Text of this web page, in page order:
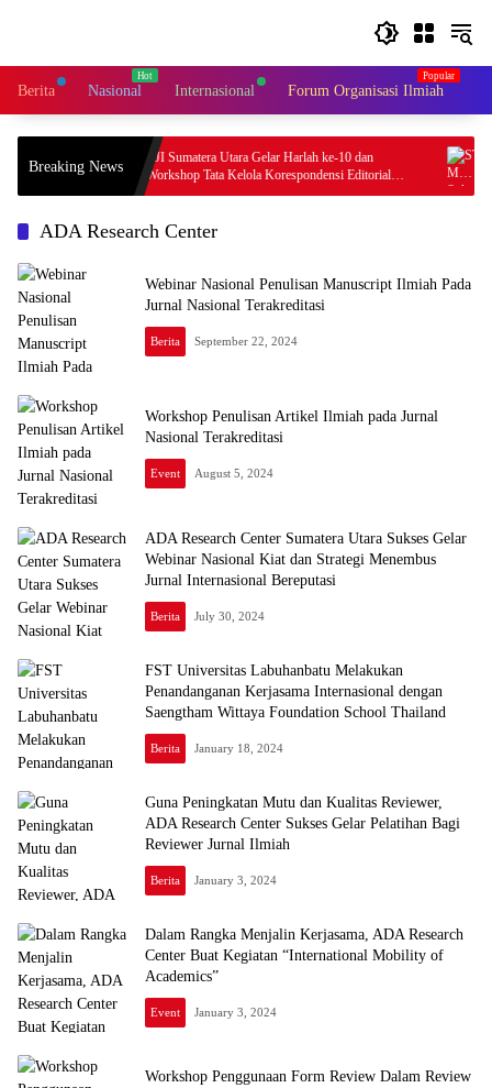
Berita Nasional Internasional Forum Organisasi Ilmiah
Breaking News
RJI
RJI Sumatera Utara Gelar Harlah ke-10 dan
Workshop Tata Kelola Korespondensi Editorial
Board Jurnal Ilmiah di UIN Sumatera Utara
ADA Research Center
Webinar Nasional Penulisan Manuscript Ilmiah Pada
Jurnal Nasional Terakreditasi
Berita September 22, 2024
Workshop Penulisan Artikel Ilmiah pada Jurnal
Nasional Terakreditasi
Event August 5, 2024
ADA Research Center Sumatera Utara Sukses Gelar
Webinar Nasional Kiat dan Strategi Menembus
Jurnal Internasional Bereputasi
Berita July 30, 2024
FST Universitas Labuhanbatu Melakukan
Penandanganan Kerjasama Internasional dengan
Saengtham Wittaya Foundation School Thailand
Berita January 18, 2024
Guna Peningkatan Mutu dan Kualitas Reviewer,
ADA Research Center Sukses Gelar Pelatihan Bagi
Reviewer Jurnal Ilmiah
Berita January 3, 2024
Dalam Rangka Menjalin Kerjasama, ADA Research
Center Buat Kegiatan “International Mobility of
Academics”
Event January 3, 2024
Workshop Penggunaan Form Review Dalam Review